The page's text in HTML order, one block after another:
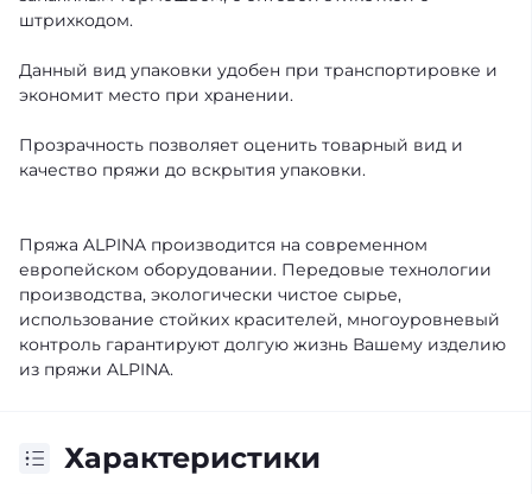
штрихкодом.
Данный вид упаковки удобен при транспортировке и
экономит место при хранении.
Прозрачность позволяет оценить товарный вид и
качество пряжи до вскрытия упаковки.
Пряжа ALPINA производится на современном
европейском оборудовании. Передовые технологии
производства, экологически чистое сырье,
использование стойких красителей, многоуровневый
контроль гарантируют долгую жизнь Вашему изделию
из пряжи ALPINA.
Характеристики